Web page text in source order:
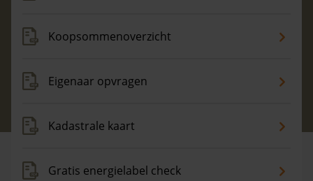
Koopsommenoverzicht
Eigenaar opvragen
Kadastrale kaart
Gratis energielabel check